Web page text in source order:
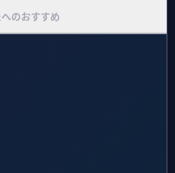
のおすすめ